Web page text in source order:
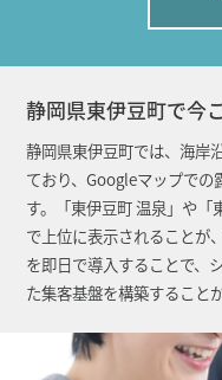
静岡県東伊豆町で今
静岡県東伊豆町では、海岸
ており、Googleマップで
す。「東伊豆町 温泉」や「
で上位に表示されることが
を即日で導入することで、
た集客基盤を構築すること